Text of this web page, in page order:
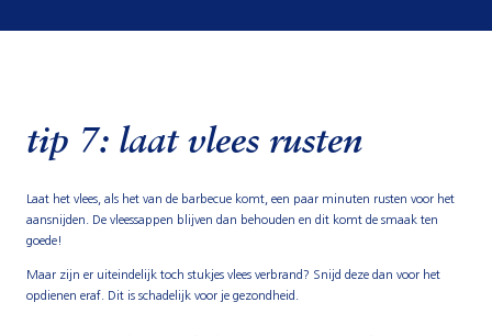
tip 7: laat vlees rusten
Laat het vlees, als het van de barbecue komt, een paar minuten rusten voor het
aansnijden. De vleessappen blijven dan behouden en dit komt de smaak ten
goede!
Maar zijn er uiteindelijk toch stukjes vlees verbrand? Snijd deze dan voor het
opdienen eraf. Dit is schadelijk voor je gezondheid.